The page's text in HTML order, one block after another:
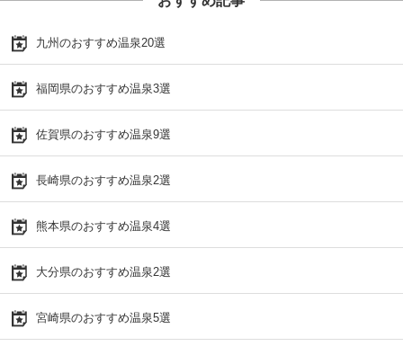
九州のおすすめ温泉20選
福岡県のおすすめ温泉3選
佐賀県のおすすめ温泉9選
長崎県のおすすめ温泉2選
熊本県のおすすめ温泉4選
大分県のおすすめ温泉2選
宮崎県のおすすめ温泉5選